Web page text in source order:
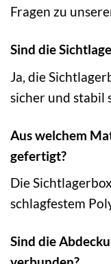
Fragen zu
Sind die
Ja, die
sicher und stabil
Aus welchem
gefertigt?
Die
schlagfestem
Sind die